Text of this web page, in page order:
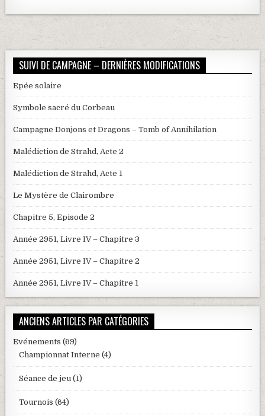
SUIVI DE CAMPAGNE – DERNIÈRES MODIFICATIONS
Epée solaire
Symbole sacré du Corbeau
Campagne Donjons et Dragons – Tomb of Annihilation
Malédiction de Strahd, Acte 2
Malédiction de Strahd, Acte 1
Le Mystère de Clairombre
Chapitre 5, Episode 2
Année 2951, Livre IV – Chapitre 3
Année 2951, Livre IV – Chapitre 2
Année 2951, Livre IV – Chapitre 1
ANCIENS ARTICLES PAR CATÉGORIES
Evénements (69)
Championnat Interne (4)
Séance de jeu (1)
Tournois (64)